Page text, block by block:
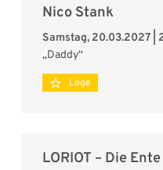
Nico Stank
Samstag, 20.03.2027 |
„Daddy“
Loge
LORIOT – Die